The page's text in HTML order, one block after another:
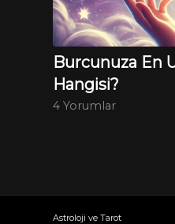
Burcunuza En
Hangisi?
4 Yorumlar
Astroloji ve Tarot